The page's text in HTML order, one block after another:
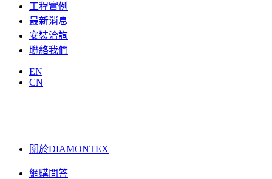
工程實例
最新消息
安裝洽詢
聯絡我們
EN
CN
關於DIAMONTEX
網購問答